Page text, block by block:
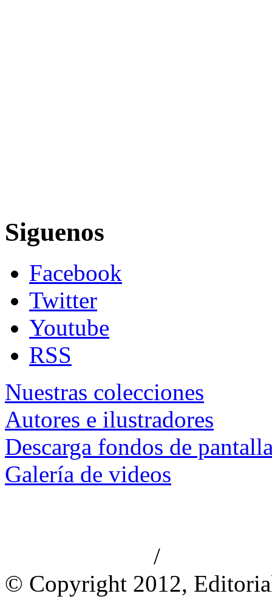
Siguenos
Facebook
Twitter
Youtube
RSS
Nuestras colecciones
Autores e ilustradores
Descarga fondos de
Galería de videos
/
© Copyright 2012,